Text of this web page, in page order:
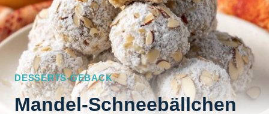
DESSERTS-GEBACK
Mandel-Schneebällchen